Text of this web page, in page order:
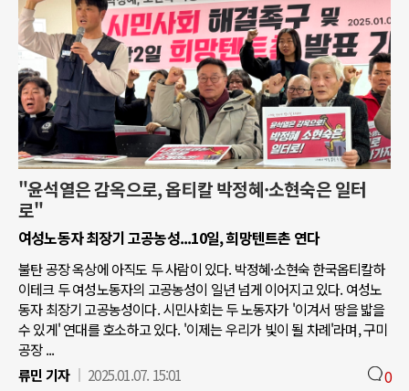
"윤석열은 감옥으로, 옵티칼 박정혜·소현숙은 일터
로"
여성노동자 최장기 고공농성...10일, 희망텐트촌 연다
불탄 공장 옥상에 아직도 두 사람이 있다. 박정혜·소현숙 한국옵티칼하
이테크 두 여성노동자의 고공농성이 일년 넘게 이어지고 있다. 여성노
동자 최장기 고공농성이다. 시민사회는 두 노동자가 '이겨서 땅을 밟을
수 있게' 연대를 호소하고 있다. '이제는 우리가 빛이 될 차례'라며, 구미
공장 ...
류민 기자
2025.01.07. 15:01 0